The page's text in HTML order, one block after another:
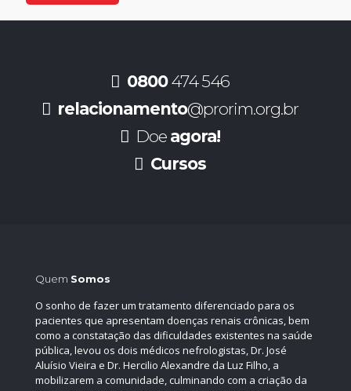
0800474 546
relacionamento@prorim.org.br
Doe agora!
Cursos
Quem Somos
O sonho de fazer um tratamento diferenciado para os
pacientes que apresentam doenças renais crônicas, bem
como a constatação das dificuldades existentes na saúde
pública, levou os dois médicos nefrologistas, Dr. José
Aluísio Vieira e Dr. Hercilio Alexandre da Luz Filho, a
mobilizarem a comunidade, culminando com a criação da